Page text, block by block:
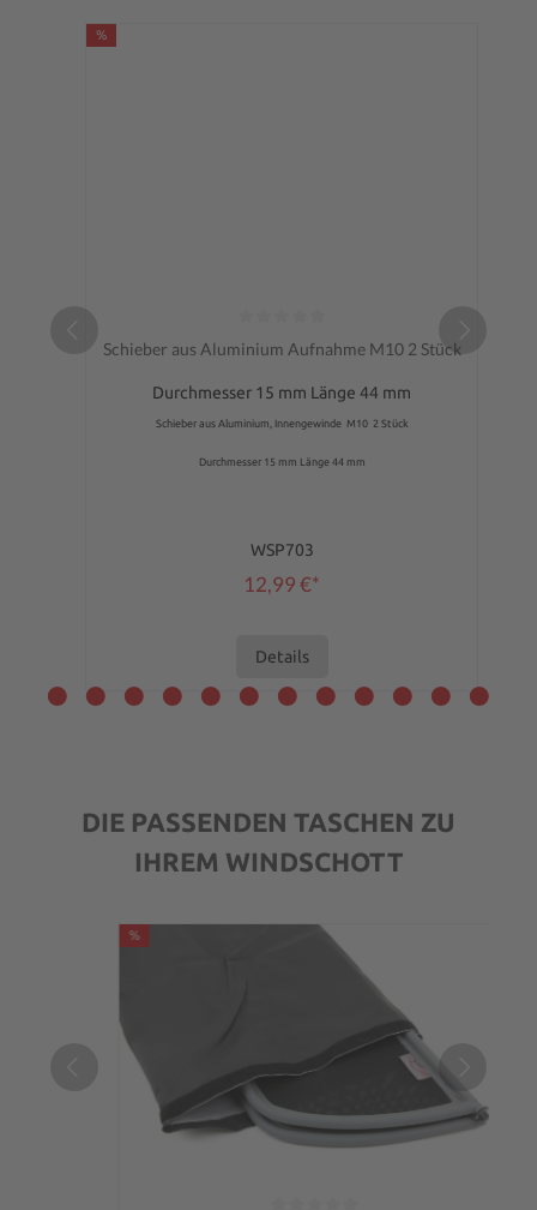
Durchschnittliche Bewertung von 0 von 5 Sternen
Schieber aus Aluminium Aufnahme M10 2 Stück
Durchmesser 15 mm Länge 44 mm
Schieber aus Aluminium, Innengewinde M10 2 Stück
Durchmesser 15 mm Länge 44 mm
WSP703
12,99 €*
Details
DIE PASSENDEN TASCHEN ZU
IHREM WINDSCHOTT